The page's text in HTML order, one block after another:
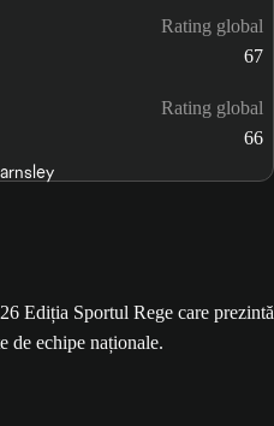
Rating global
67
Rating global
66